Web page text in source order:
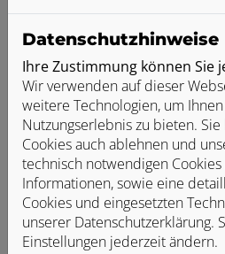
verschiedenen Positionen
eine kurze Beschreibung,
Bild machen können.
Schadensbeschreibung*
Datenschutzhinweise
Ihre Zustimmung können Sie
Wir verwenden auf dieser
weitere Technologien, um
Nutzungserlebnis zu bieten.
Cookies auch ablehnen und
technisch notwendigen
Informationen, sowie eine
Cookies und eingesetzten
unserer Datenschutzerklärung.
Einstellungen jederzeit ändern.